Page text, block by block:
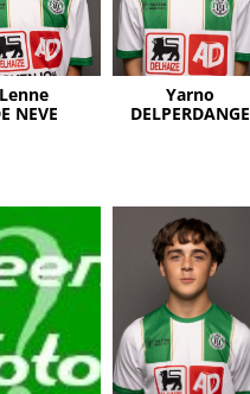
Lenne
NEVE
Yarno
DELPERDANGE